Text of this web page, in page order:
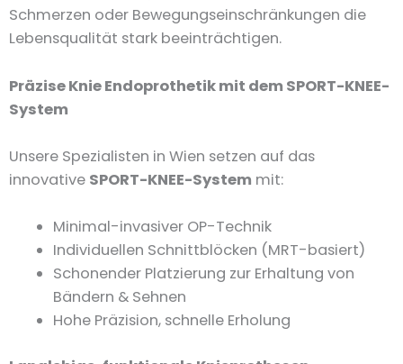
Schmerzen oder Bewegungseinschränkungen die
Lebensqualität stark beeinträchtigen.
Präzise Knie Endoprothetik mit dem SPORT-KNEE-
System
Unsere Spezialisten in Wien setzen auf das
innovative SPORT-KNEE-System mit:
Minimal-invasiver OP-Technik
Individuellen Schnittblöcken (MRT-basiert)
Schonender Platzierung zur Erhaltung von
Bändern & Sehnen
Hohe Präzision, schnelle Erholung